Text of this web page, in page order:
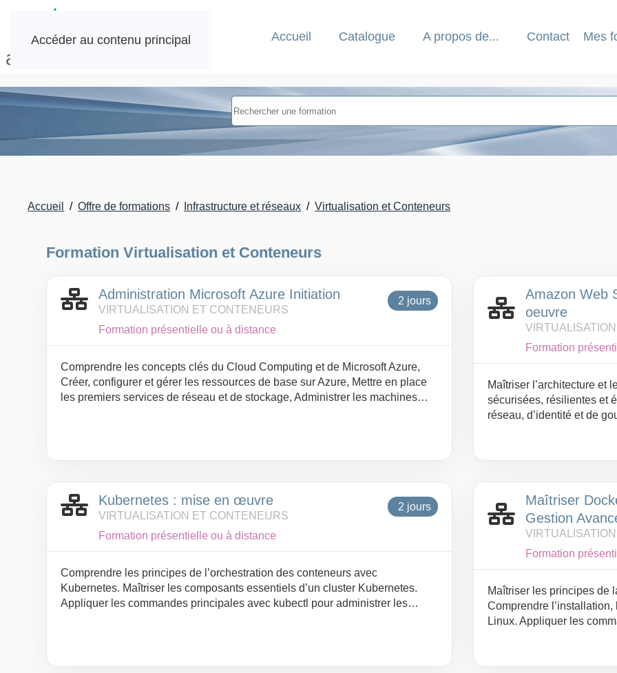
Accéder au contenu principal Accueil Catalogue A propos de... Contact
Mes
Accueil Offre de formations Infrastructure et réseaux Virtualisation et Conteneurs
Formation Virtualisation et Conteneurs
Administration Microsoft Azure Initiation
VIRTUALISATION ET CONTENEURS
2 jours
Formation présentielle ou à distance
Comprendre les concepts clés du Cloud Computing et de Microsoft Azure,
Créer, configurer et gérer les ressources de base sur Azure, Mettre en place
les premiers services de réseau et de stockage, Administrer les machines
Amazon Web
oeuvre
Formation
Maîtriser l’architecture et
sécurisées, résilientes et
réseau, d’identité et de
Kubernetes : mise en œuvre
VIRTUALISATION ET CONTENEURS
2 jours
Formation présentielle ou à distance
Comprendre les principes de l’orchestration des conteneurs avec
Kubernetes. Maîtriser les composants essentiels d’un cluster Kubernetes.
Appliquer les commandes principales avec kubectl pour administrer les
environnement Kubernetes. Identifier les bonnes pratiques d’utilisation et
Maîtriser
Gestion
Formation
Maîtriser les principes de
Comprendre
Linux. Appliquer les
conteneurs avec Docker